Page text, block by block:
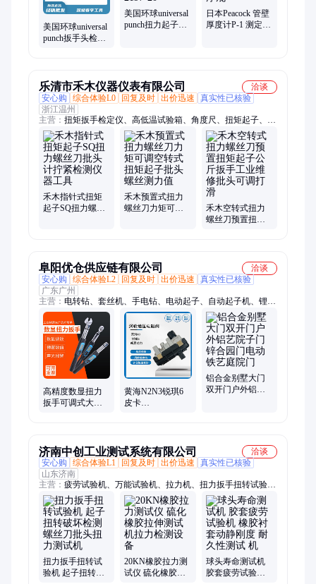
美国环球universal
punch扳手头检查
美国环球universal
punch扭力起子头
日本Peacock 管壁
厚度计P-1 测定范
乐清市禾木仪器仪表有限公司
洽谈
安心购
综合体验L0 回复及时 出价迅速
真实性已核验
浙江温州
主营： 扭矩扳手检定仪、高低温试验箱、角度尺、扭矩起子、数
显扭矩扳手、邵氏硬度计、万能试验机、弹簧拉压试验机、倾角
盒、测厚规、推拉力计
禾木指针式扭矩
起子SQ扭力螺丝
禾木预置式扭力
螺丝刀力矩可调
禾木空转式扭力
螺丝刀预置扭矩
阜阳优仓供应链有限公司
洽谈
安心购
综合体验L2 回复及时 出价迅速
真实性已核验
广东广州
主营： 电转钻、套丝机、手电钻、电动起子、自动起子机、锂电
钻弯头、冲击起子机、充电式起子机、起子配件碳刷、冲击钻、
滚丝机、无刷电钻、电螺丝刀、电动工具、消防管道、充电手
钻、过车丝机、自动车丝机、充电式电钻、电动螺丝刀、精密螺
丝刀、go2二代工具、钢筋不锈钢管、电批平衡支架、笔记本平
板手机
高精度数显扭力
扳手可调式大公
黄海N2N3锐琪6
皮卡
块
铝合金别墅大门
双开门户外铝艺
济南中创工业测试系统有限公司
洽谈
安心购
综合体验L1 回复及时 出价迅速
真实性已核验
山东济南
主营： 疲劳试验机、万能试验机、拉力机、扭力扳手扭转试验
机、扭转试验机、弹簧试验机、压力机、弯曲试验机
扭力扳手扭转试
验机 起子扭转破
20KN橡胶拉力测
试仪 硫化橡胶拉
球头寿命测试机
胶套疲劳试验机